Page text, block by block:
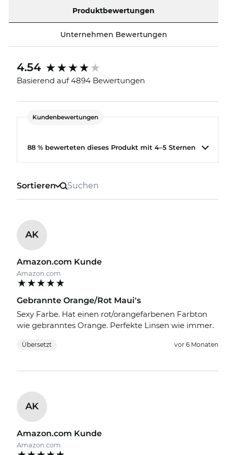
günstigen Preis. Was bei anderen Onlineshops ein
Sale ist, ist bei uns einfach „all-day-everyday“-
Produktbewertungen
Unternehmen Bewertungen
4.54
Basierend auf 4894 Bewertungen
Kundenbewertungen
88 % bewerteten dieses Produkt mit 4–5 Sternen
Sortieren
AK
Amazon.com Kunde
Amazon.com
Gebrannte Orange/Rot Maui's
Sexy Farbe. Hat einen rot/orangefarbenen Farbton
wie gebranntes Orange. Perfekte Linsen wie immer.
Übersetzt vor 6 Monaten
AK
Amazon.com Kunde
Amazon.com